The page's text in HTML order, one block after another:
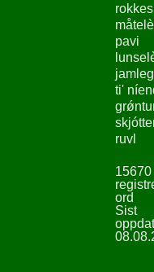
pavi
ti'
ruvl
15670
ord
Sist